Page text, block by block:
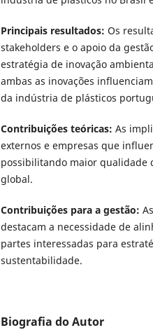
Principais resultados: Os
stakeholders e o apoio da
estratégia de inovação
ambas as inovações
da indústria de plásticos
Contribuições teóricas: As
externos e empresas que
possibilitando maior qualidade
global.
Contribuições para a gestão:
destacam a necessidade de
partes interessadas para
sustentabilidade.
Biografia do Autor